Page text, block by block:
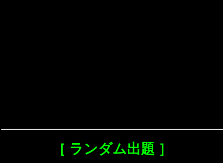
［ ランダム出題 ］